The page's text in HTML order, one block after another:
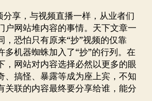
享，与视频直播一样，从业者们
户网站堆内容的事情。天下文章一
，恐怕只有原来“抄”视频的仅靠
多机器蜘蛛加入了“抄”的行列。在
，网站对内容选择必然以更多的眼
、搞怪、暴露等成为座上宾，不知
关联的内容最终要分享给谁，能分